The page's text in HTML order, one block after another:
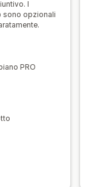
I
sono opzionali
PRO